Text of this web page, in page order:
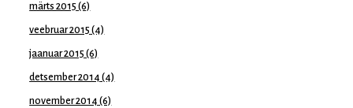
märts 2015 (6)
veebruar 2015 (4)
jaanuar 2015 (6)
detsember 2014 (4)
november 2014 (6)